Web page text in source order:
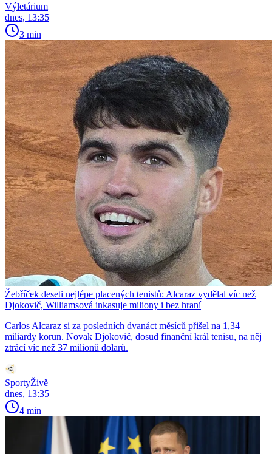
Výletárium
dnes, 13:35
3 min
Žebříček deseti nejlépe placených tenistů: Alcaraz vydělal víc než
Djokovič, Williamsová inkasuje miliony i bez hraní
Carlos Alcaraz si za posledních dvanáct měsíců přišel na 1,34
miliardy korun. Novak Djokovič, dosud finanční král tenisu, na něj
ztrácí víc než 37 milionů dolarů.
SportyŽivě
dnes, 13:35
4 min